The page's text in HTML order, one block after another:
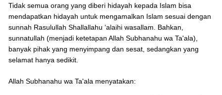
Tidak semua orang yang diberi hidayah kepada Islam bisa
mendapatkan hidayah untuk mengamalkan Islam sesuai dengan
sunnah Rasulullah Shallallahu ‘alaihi wasallam. Bahkan,
sunnatullah (menjadi ketetapan Allah Subhanahu wa Ta'ala),
banyak pihak yang menyimpang dan sesat, sedangkan yang
selamat hanya sedikit.
Allah Subhanahu wa Ta'ala menyatakan: